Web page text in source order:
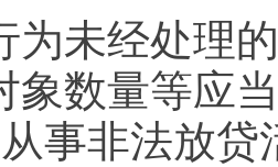
为未经处理
象数量等应
事非法放